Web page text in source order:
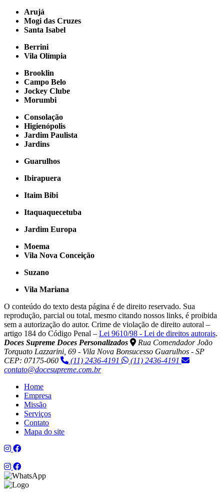
Arujá
Mogi das Cruzes
Santa Isabel
Berrini
Vila Olímpia
Brooklin
Campo Belo
Jockey Clube
Morumbi
Consolação
Higienópolis
Jardim Paulista
Jardins
Guarulhos
Ibirapuera
Itaim Bibi
Itaquaquecetuba
Jardim Europa
Moema
Vila Nova Conceição
Suzano
Vila Mariana
O conteúdo do texto desta página é de direito reservado. Sua
reprodução, parcial ou total, mesmo citando nossos links, é proibida
sem a autorização do autor. Crime de violação de direito autoral –
artigo 184 do Código Penal – Lei 9610/98 - Lei de direitos autorais.
Doces Supreme Doces Personalizados
Rua Comendador João
Torquato Lazzarini, 69 - Vila Nova Bonsucesso Guarulhos - SP
CEP: 07175-060
(11) 2436-4191
(11) 2436-4191
contato@docesupreme.com.br
Home
Empresa
Missão
Serviços
Contato
Mapa do site